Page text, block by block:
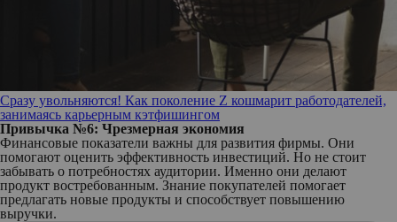
Сразу увольняются! Как поколение Z кошмарит работодателей,
занимаясь карьерным кэтфишингом
Привычка №6: Чрезмерная экономия
Финансовые показатели важны для развития фирмы. Они
помогают оценить эффективность инвестиций. Но не стоит
забывать о потребностях аудитории. Именно они делают
продукт востребованным. Знание покупателей помогает
предлагать новые продукты и способствует повышению
выручки.